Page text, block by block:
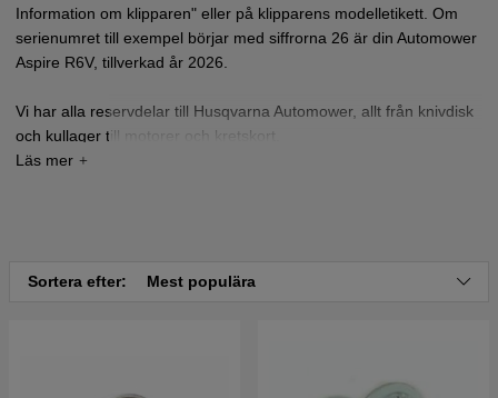
Information om klipparen" eller på klipparens modelletikett. Om
serienumret till exempel börjar med siffrorna 26 är din Automower
Aspire R6V, tillverkad år 2026.
Vi har alla reservdelar till Husqvarna Automower, allt från knivdisk
och kullager till motorer och kretskort.
Hittar du inte delen du letar efter? Inga problem, vi är specialister
Sortera efter: Mest populära